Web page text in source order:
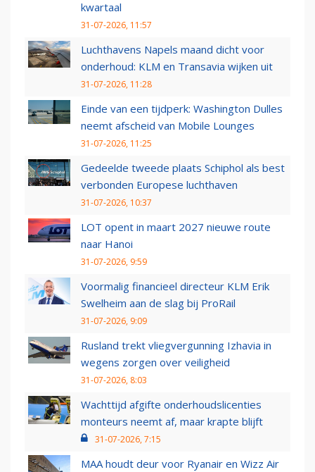
kwartaal
31-07-2026, 11:57
Luchthavens Napels maand dicht voor
onderhoud: KLM en Transavia wijken uit
31-07-2026, 11:28
Einde van een tijdperk: Washington Dulles
neemt afscheid van Mobile Lounges
31-07-2026, 11:25
Gedeelde tweede plaats Schiphol als best
verbonden Europese luchthaven
31-07-2026, 10:37
LOT opent in maart 2027 nieuwe route
naar Hanoi
31-07-2026, 9:59
Voormalig financieel directeur KLM Erik
Swelheim aan de slag bij ProRail
31-07-2026, 9:09
Rusland trekt vliegvergunning Izhavia in
wegens zorgen over veiligheid
31-07-2026, 8:03
Wachttijd afgifte onderhoudslicenties
monteurs neemt af, maar krapte blijft
31-07-2026, 7:15
MAA houdt deur voor Ryanair en Wizz Air